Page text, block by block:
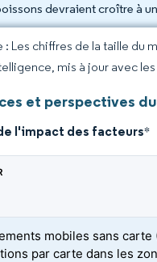
devraient croître à
: Les chiffres de la taille du
mis à jour avec
et perspectives
l'impact des facteurs*
mobiles sans carte
par carte dans les